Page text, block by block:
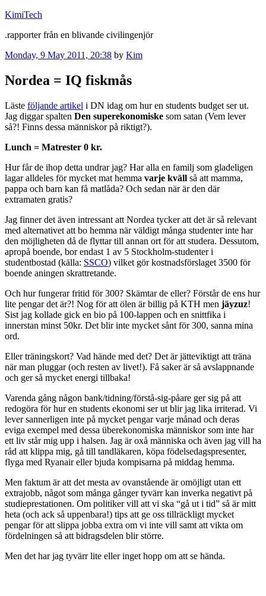
Skip
content
KimiTech
.rapporter från en blivande civilingenjör
Posted
Monday, 9 May 2011, 20:38 by Kim
Nordea = IQ fiskmås
Läste följande artikel i DN idag om hur en students budget ser ut.
Jag diggar spalten Den superekonomiske som satan (Vem lever
så?! Finns dessa människor på riktigt?).
Lunch = Matrester 0 kr.
Hur får de ihop detta undrar jag? Har alla en familj som gladeligen
lagar alldeles för mycket mat hemma varje kväll så att mamma,
pappa och barn kan få matlåda? Och sedan när är den där
extramaten gratis?
Jag finner det även intressant att Nordea tycker att det är så relevant
med alternativet att bo hemma när väldigt många studenter inte har
den möjligheten då de flyttar till annan ort för att studera. Dessutom,
apropå boende, bor endast 1 av 5 Stockholm-studenter i
studentbostad (källa: SSCO) vilket gör kostnadsförslaget 3500 för
boende aningen skrattretande.
Och hur fungerar fritid för 300? Skämtar de eller? Förstår de ens hur
lite pengar det är?! Nog för att ölen är billig på KTH men jäyzuz!
Sist jag kollade gick en bio på 100-lappen och en snittfika i
innerstan minst 50kr. Det blir inte mycket sånt för 300, sanna mina
ord.
Eller träningskort? Vad hände med det? Det är jätteviktigt att träna
när man pluggar (och resten av livet!). Få saker är så avslappnande
och ger så mycket energi tillbaka!
Varenda gång någon bank/tidning/förstå-sig-påare ger sig på att
redogöra för hur en students ekonomi ser ut blir jag lika irriterad. Vi
lever sannerligen inte på mycket pengar varje månad och deras
eviga exempel med dessa überekonomiska människor som inte har
ett liv står mig upp i halsen. Jag är oxå människa och även jag vill ha
råd att klippa mig, gå till tandläkaren, köpa födelsedagspresenter,
flyga med Ryanair eller bjuda kompisarna på middag hemma.
Men faktum är att det mesta av ovanstående är omöjligt utan ett
extrajobb, något som många gånger tyvärr kan inverka negativt på
studieprestationen. Om politiker vill att vi ska “gå ut i tid” så är mitt
heta (och ack så uppenbara!) tips att ge oss tillräckligt mycket
pengar för att slippa jobba extra om vi inte vill samt att vikta om
fördelningen så att bidragsdelen blir större.
Men det har jag tyvärr lite eller inget hopp om att se hända.